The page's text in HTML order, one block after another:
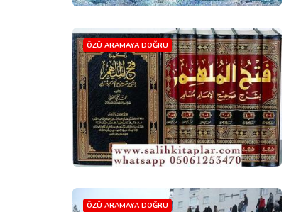
ÖZÜ ARAMAYA DOĞRU
ÖZÜ ARAMAYA DOĞRU